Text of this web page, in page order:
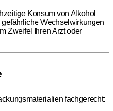
Konsum von Alkohol
Wechselwirkungen
Zweifel Ihren Arzt oder
fachgerecht: